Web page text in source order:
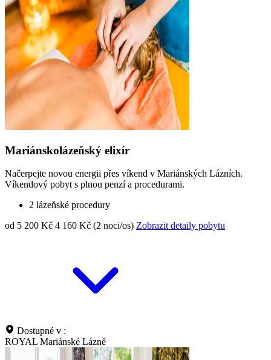
Mariánskolázeňský elixír
Načerpejte novou energii přes víkend v Mariánských Lázních.
Víkendový pobyt s plnou penzí a procedurami.
2 lázeňské procedury
od 5 200 Kč 4 160 Kč (2 noci/os) Zobrazit detaily pobytu
Dostupné v :
ROYAL Mariánské Lázně